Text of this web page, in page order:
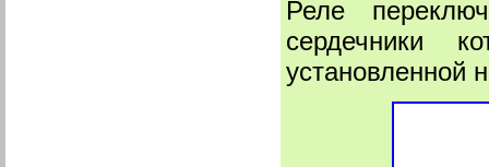
Реле
сердечники
установленной